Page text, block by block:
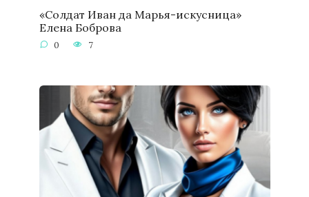
«Солдат Иван да Марья-искусница»
Елена Боброва
0 7